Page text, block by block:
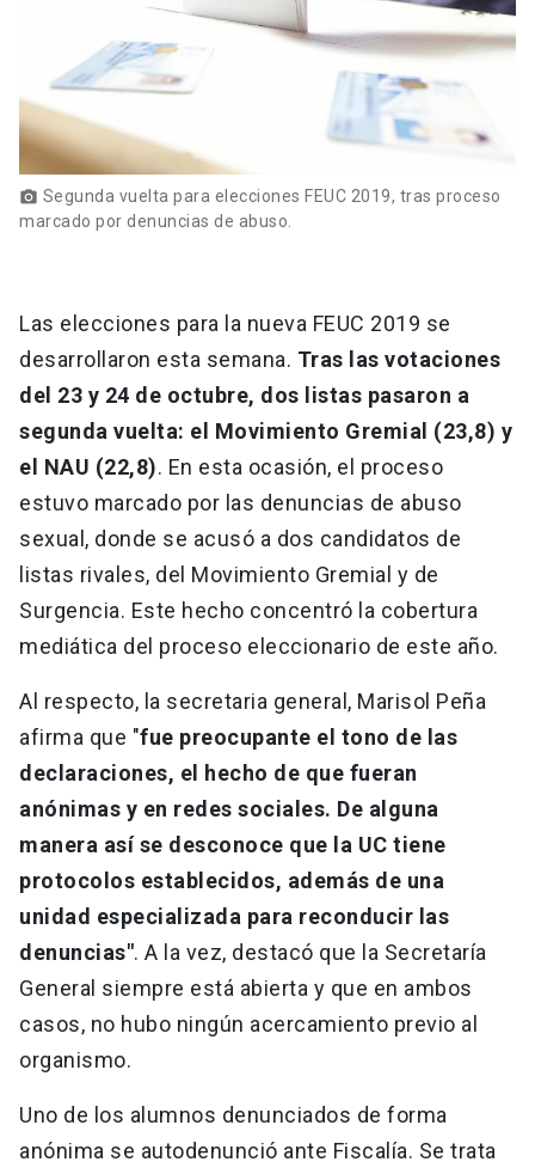
photo_camera Segunda vuelta para elecciones FEUC 2019, tras proceso
marcado por denuncias de abuso.
Las elecciones para la nueva FEUC 2019 se
desarrollaron esta semana. Tras las votaciones
del 23 y 24 de octubre, dos listas pasaron a
segunda vuelta: el Movimiento Gremial (23,8) y
el NAU (22,8). En esta ocasión, el proceso
estuvo marcado por las denuncias de abuso
sexual, donde se acusó a dos candidatos de
listas rivales, del Movimiento Gremial y de
Surgencia. Este hecho concentró la cobertura
mediática del proceso eleccionario de este año.
Al respecto, la secretaria general, Marisol Peña
afirma que "fue preocupante el tono de las
declaraciones, el hecho de que fueran
anónimas y en redes sociales. De alguna
manera así se desconoce que la UC tiene
protocolos establecidos, además de una
unidad especializada para reconducir las
denuncias". A la vez, destacó que la Secretaría
General siempre está abierta y que en ambos
casos, no hubo ningún acercamiento previo al
organismo.
Uno de los alumnos denunciados de forma
anónima se autodenunció ante Fiscalía. Se trata